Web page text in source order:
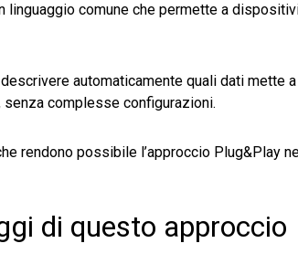
linguaggio comune che permette a
descrivere automaticamente quali dati
complesse configurazioni.
rendono possibile l’approccio Plug&Play
di questo approccio